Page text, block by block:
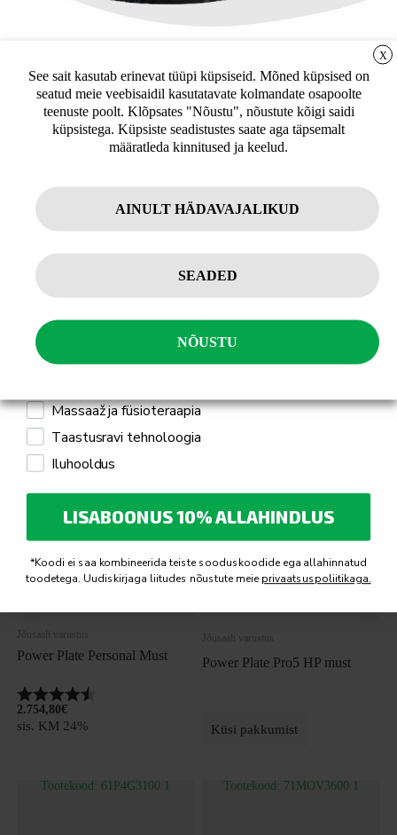
Jõuseadmed ja jõutreeningu varustus
Neurosonic diivan GEN2
5.957,30
Jõusaali varustus
Power Plate Move Titanium
Power Plate Personal Must
Hinnang:
2.754,80€
sis. KM 24%
Power Plate Pro5 HP must
Küsi pakkumist
X
See sait kasutab erinevat tüüpi küpsiseid. Mõned küpsised on
seatud meie veebisaidil kasutatavate kolmandate osapoolte
teenuste poolt. Klõpsates "Nõustu", nõustute kõigi saidi
küpsistega. Küpsiste seadistustes saate aga täpsemalt
määratleda kinnitused ja keelud.
AINULT HÄDAVAJALIKUD
SEADED
NÕUSTU
LIITUGE UUDISKIRJAGA
Uudiskirja tellijana saate jooksvat teavet ja
pakkumisi teid huvitavate küsimuste kohta
ning 10% allahindlust oma esimeselt veebipoe
tellimuselt.
Tellin
Isiklikuks kasutamiseks
Mulle pakub huvi
Massaaž ja füsioteraapia
Taastusravi tehnoloogia
Iluhooldus
LISABOONUS 10% ALLAHINDLUS
*Koodi ei saa kombineerida teiste sooduskoodide ega allahinnatud
toodetega. Uudiskirjaga liitudes nõustute meie privaatsuspoliitikaga.